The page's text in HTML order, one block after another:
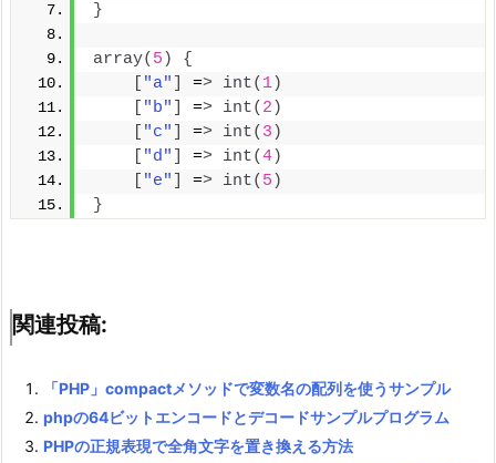
}
array( 5 )
{
"a" => int( 1)
"b" => int( 2 )
"c" => int( 3 )
"d" => int(4)
"e" => int( 5 )
}
関連投稿:
「PHP」compactメソッドで変数名の配列を使うサンプル
phpの64ビットエンコードとデコードサンプルプログラム
PHPの正規表現で全角文字を置き換える方法